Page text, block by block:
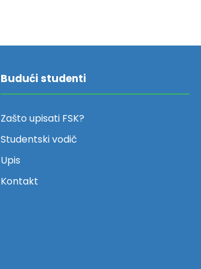
Budući studenti
Zašto upisati FSK?
Studentski vodič
Upis
Kontakt